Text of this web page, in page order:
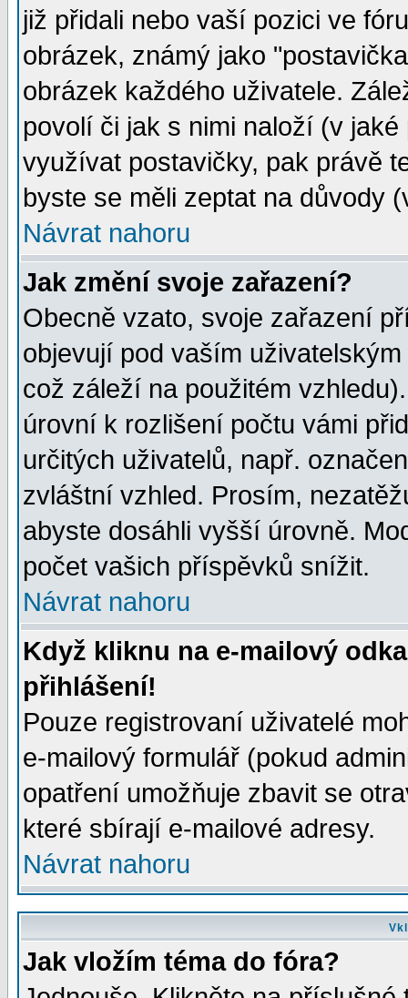
již přidali nebo vaší pozici ve
obrázek, známý jako
obrázek každého uživatele.
povolí či jak s nimi naloží (v
využívat postavičky, pak právě
byste se měli zeptat na důvody
Návrat nahoru
Jak změní svoje zařazení?
Obecně vzato, svoje zařazení
objevují pod vaším
což záleží na použitém
úrovní k rozlišení počtu vámi
určitých uživatelů, např.
zvláštní vzhled. Prosím,
abyste dosáhli vyšší úrovně.
počet vašich příspěvků snížit.
Návrat nahoru
Když kliknu na e-mailový
přihlášení!
Pouze registrovaní uživatelé
e-mailový formulář (pokud
opatření umožňuje zbavit se
které sbírají e-mailové adresy.
Návrat nahoru
Jak vložím téma do fóra?